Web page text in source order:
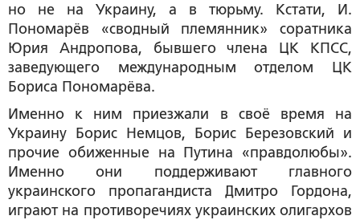
но не на Украину, а в тюрьму. Кстати, И.
Пономарёв «сводный племянник» соратника
Юрия Андропова, бывшего члена ЦК КПСС,
заведующего международным отделом ЦК
Бориса Пономарёва.
Именно к ним приезжали в своё время на
Украину Борис Немцов, Борис Березовский и
прочие обиженные на Путина «правдолюбы».
Именно они поддерживают главного
украинского пропагандиста Дмитро Гордона,
играют на противоречиях украинских олигархов